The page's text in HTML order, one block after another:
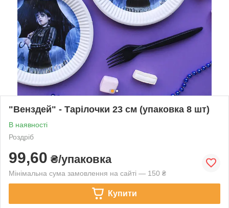
"Венздей" - Тарілочки 23 см (упаковка 8 шт)
В наявності
Роздріб
99,60 ₴/упаковка
Мінімальна сума замовлення на сайті — 150 ₴
Купити